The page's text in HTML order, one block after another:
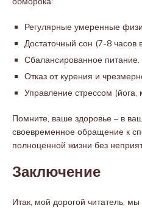
Регулярные умеренные
Достаточный сон (7-8 часов
Сбалансированное питание.
Отказ от курения и
Управление стрессом (йога,
Помните, ваше здоровье – в
своевременное обращение к
полноценной жизни без
Заключение
Итак, мой дорогой читатель,